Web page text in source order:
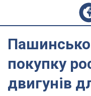
покупку
двигунів